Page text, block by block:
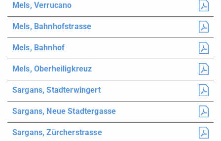
Mels, Verrucano
Mels, Bahnhofstrasse
Mels, Bahnhof
Mels, Oberheiligkreuz
Sargans, Stadterwingert
Sargans, Neue Stadtergasse
Sargans, Zürcherstrasse